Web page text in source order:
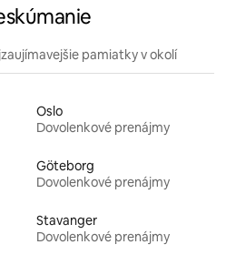
pamiatky v okolí
Oslo
Dovolenkové prenájmy
Göteborg
Dovolenkové prenájmy
Stavanger
Dovolenkové prenájmy